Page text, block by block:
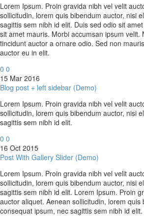
Lorem Ipsum. Proin gravida nibh vel velit
sollicitudin, lorem quis bibendum auctor, nisi
sagittis sem nibh id elit. Duis sed odio sit
sit amet mauris. Morbi accumsan ipsum velit.
tincidunt auctor a ornare odio. Sed non
auctor eu in elit.
0 0
15 Mar 2016
Blog post + left sidebar (Demo)
Lorem Ipsum. Proin gravida nibh vel velit
sollicitudin, lorem quis bibendum auctor, nisi
sagittis sem nibh id elit.
0 0
16 Oct 2015
Post With Gallery Slider (Demo)
Lorem Ipsum. Proin gravida nibh vel velit
sollicitudin, lorem quis bibendum auctor, nisi
sagittis sem nibh id elit. Lorem Ipsum. Proin
auctor aliquet. Aenean sollicitudin, lorem quis
consequat ipsum, nec sagittis sem nibh id elit.